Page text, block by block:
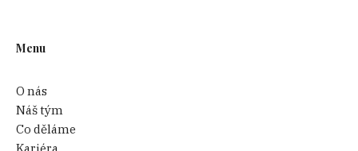
Menu
O nás
Náš tým
Co děláme